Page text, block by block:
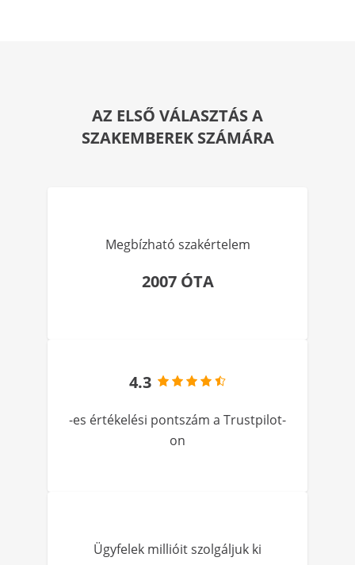
AZ ELSŐ VÁLASZTÁS A
SZAKEMBEREK SZÁMÁRA
Megbízható szakértelem
2007 ÓTA
4.3
-es értékelési pontszám a Trustpilot-
on
Ügyfelek millióit szolgáljuk ki